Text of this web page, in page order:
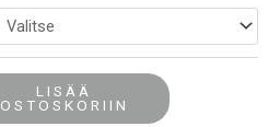
LISÄÄ
OSTOSKORIIN